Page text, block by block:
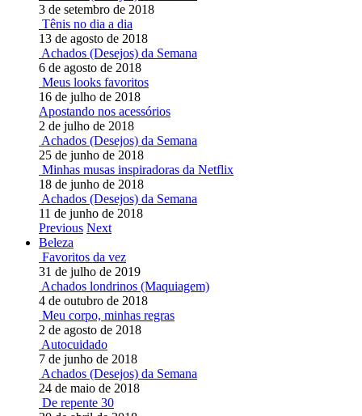
3 de setembro de 2018
Tênis no dia a dia
13 de agosto de 2018
Achados (Desejos) da Semana
6 de agosto de 2018
Meus looks favoritos
16 de julho de 2018
Apostando nos acessórios
2 de julho de 2018
Achados (Desejos) da Semana
25 de junho de 2018
Minhas musas inspiradoras da Netflix
18 de junho de 2018
Achados (Desejos) da Semana
11 de junho de 2018
Previous Next
Beleza
Favoritos da vez
31 de julho de 2019
Achados londrinos (Maquiagem)
4 de outubro de 2018
Meu corpo, minhas regras
2 de agosto de 2018
Autocuidado
7 de junho de 2018
Achados (Desejos) da Semana
24 de maio de 2018
De repente 30